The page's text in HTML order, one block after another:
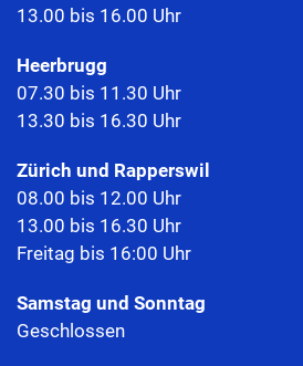
13.00 bis 16.00 Uhr
Heerbrugg
07.30 bis 11.30 Uhr
13.30 bis 16.30 Uhr
Zürich und Rapperswil
08.00 bis 12.00 Uhr
13.00 bis 16.30 Uhr
Freitag bis 16:00 Uhr
Samstag und Sonntag
Geschlossen